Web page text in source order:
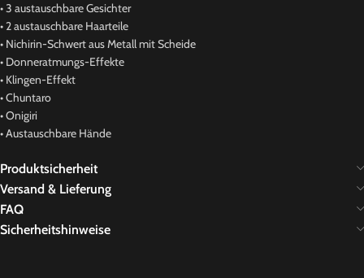
• 3 austauschbare Gesichter
• 2 austauschbare Haarteile
• Nichirin-Schwert aus Metall mit Scheide
• Donneratmungs-Effekte
• Klingen-Effekt
• Chuntaro
• Onigiri
• Austauschbare Hände
Produktsicherheit
Versand & Lieferung
FAQ
Sicherheitshinweise